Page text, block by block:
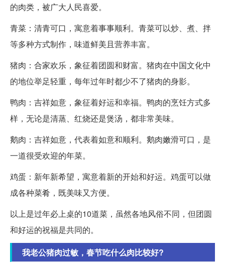
的肉类，被广大人民喜爱。
青菜：清青可口，寓意着事事顺利。青菜可以炒、煮、拌
等多种方式制作，味道鲜美且营养丰富。
猪肉：合家欢乐，象征着团圆和财富。猪肉在中国文化中
的地位举足轻重，每年过年时都少不了猪肉的身影。
鸭肉：吉祥如意，象征着好运和幸福。鸭肉的烹饪方式多
样，无论是清蒸、红烧还是煲汤，都非常美味。
鹅肉：吉祥如意，代表着如意和顺利。鹅肉嫩滑可口，是
一道很受欢迎的年菜。
鸡蛋：新年新希望，寓意着新的开始和好运。鸡蛋可以做
成各种菜肴，既美味又方便。
以上是过年必上桌的10道菜，虽然各地风俗不同，但团圆
和好运的祝福是共同的。
我老公猪肉过敏，春节吃什么肉比较好?